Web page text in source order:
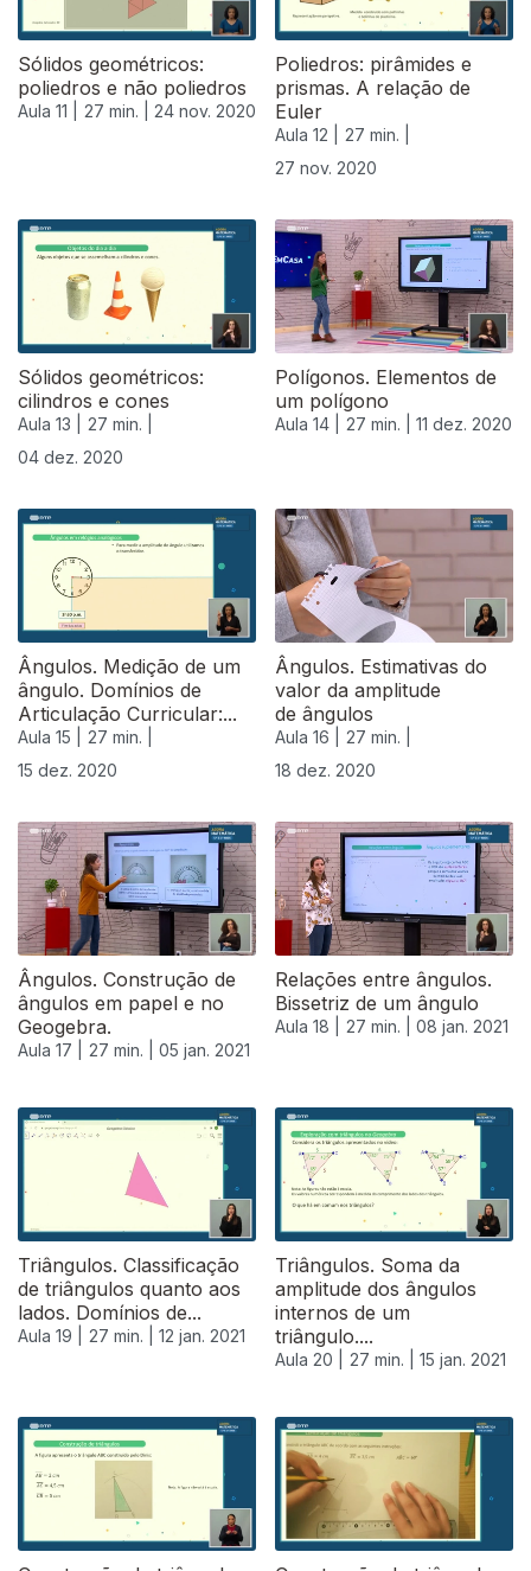
Sólidos geométricos:
poliedros e não poliedros
Aula 11 | 27 min. | 24 nov. 2020
Poliedros: pirâmides e
prismas. A relação de
Euler
Aula 12 |
27 min. |
27 nov. 2020
Sólidos geométricos:
cilindros e cones
Aula 13 |
27 min. |
04 dez. 2020
Polígonos. Elementos de
um polígono
Aula 14 | 27 min. | 11 dez. 2020
Ângulos. Medição de um
ângulo. Domínios de
Articulação Curricular:...
Aula 15 |
27 min. |
15 dez. 2020
Ângulos. Estimativas do
valor da amplitude
de ângulos
Aula 16 |
27 min. |
18 dez. 2020
Ângulos. Construção de
ângulos em papel e no
Geogebra.
Aula 17 | 27 min. | 05 jan. 2021
Relações entre ângulos.
Bissetriz de um ângulo
Aula 18 | 27 min. | 08 jan. 2021
Triângulos. Classificação
de triângulos quanto aos
lados. Domínios de...
Aula 19 | 27 min. | 12 jan. 2021
Triângulos. Soma da
amplitude dos ângulos
internos de um
triângulo....
Aula 20 | 27 min. | 15 jan. 2021